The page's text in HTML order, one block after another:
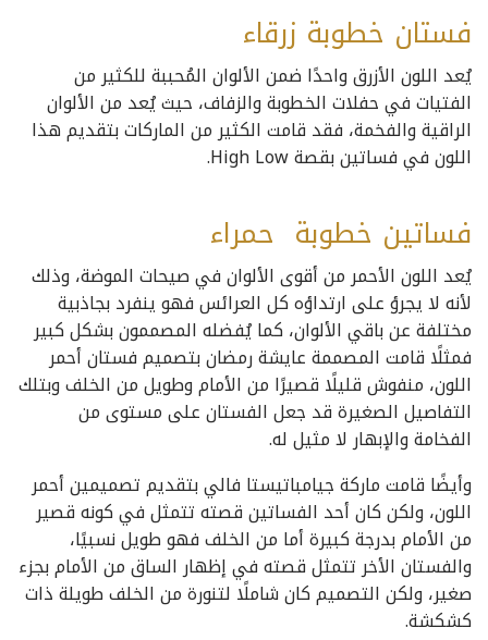
فستان خطوبة زرقاء
يُعد اللون الأزرق واحدًا ضمن الألوان المُحببة للكثير من
الفتيات في حفلات الخطوبة والزفاف، حيث يُعد من الألوان
الراقية والفخمة، فقد قامت الكثير من الماركات بتقديم هذا
اللون في فساتين بقصة High Low.
فساتين خطوبة حمراء
يُعد اللون الأحمر من أقوى الألوان في صيحات الموضة، وذلك
لأنه لا يجرؤ على ارتداؤه كل العرائس فهو ينفرد بجاذبية
مختلفة عن باقي الألوان، كما يُفضله المصممون بشكل كبير
فمثلًا قامت المصممة عايشة رمضان بتصميم فستان أحمر
اللون، منفوش قليلًا قصيرًا من الأمام وطويل من الخلف وبتلك
التفاصيل الصغيرة قد جعل الفستان على مستوى من
الفخامة والإبهار لا مثيل له.
وأيضًا قامت ماركة جيامباتيستا فالي بتقديم تصميمين أحمر
اللون، ولكن كان أحد الفساتين قصته تتمثل في كونه قصير
من الأمام بدرجة كبيرة أما من الخلف فهو طويل نسبيًا،
والفستان الأخر تتمثل قصته في إظهار الساق من الأمام بجزء
صغير، ولكن التصميم كان شاملًا لتنورة من الخلف طويلة ذات
كشكشة.